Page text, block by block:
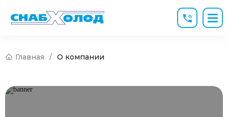
Главная / О компании